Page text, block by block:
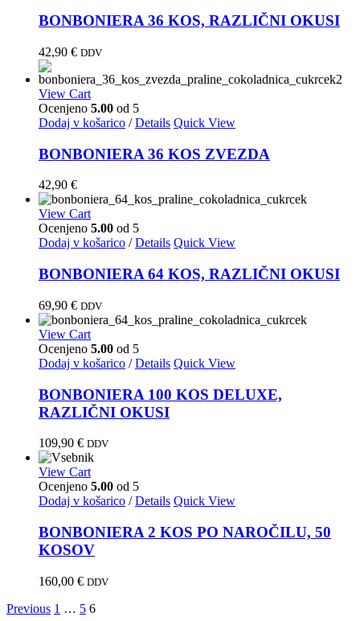
BONBONIERA 36 KOS, RAZLIČNI OKUSI
42,90 € DDV
View Cart
Ocenjeno 5.00 od 5
Dodaj v košarico / Details Quick View
BONBONIERA 36 KOS ZVEZDA
42,90 €
View Cart
Ocenjeno 5.00 od 5
Dodaj v košarico / Details Quick View
BONBONIERA 64 KOS, RAZLIČNI OKUSI
69,90 € DDV
View Cart
Ocenjeno 5.00 od 5
Dodaj v košarico / Details Quick View
BONBONIERA 100 KOS DELUXE,
RAZLIČNI OKUSI
109,90 € DDV
View Cart
Ocenjeno 5.00 od 5
Dodaj v košarico / Details Quick View
BONBONIERA 2 KOS PO NAROČILU, 50
KOSOV
160,00 € DDV
Previous 1 … 5 6